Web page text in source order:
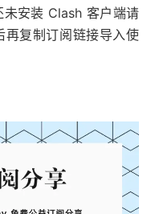
安装 Clash 客户端请
再复制订阅链接导入使